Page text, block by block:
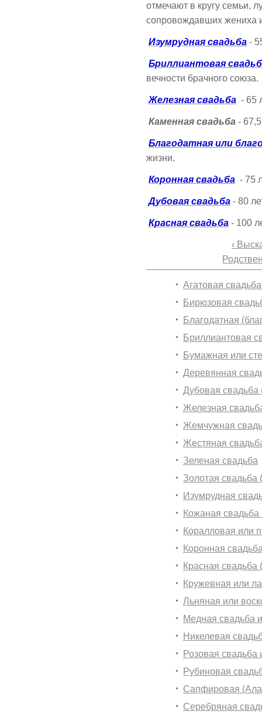
отмечают в кругу семьи,
сопровождавших жениха
Изумрудная свадьба -
Бриллиантовая
вечности брачного союза.
Железная свадьба - 65
Каменная свадьба -
Благодатная или
жизни.
Коронная свадьба - 75
Дубовая свадьба - 80
Красная свадьба - 100
‹
Агатовая
Бирюзовая
Благодатная
Бриллиантовая
Бумажная или
Деревянная
Дубовая свадьба
Железная
Жемчужная
Жестяная
Зеленая свадьба
Золотая свадьба
Изумрудная
Кожаная свадьба
Коралловая или
Коронная
Красная свадьба
Кружевная или
Льняная или
Медная свадьба
Никелевая
Розовая свадьба
Рубиновая
Сапфировая
Серебряная